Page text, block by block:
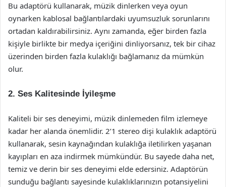
Bu adaptörü kullanarak, müzik dinlerken veya oyun
oynarken kablosal bağlantılardaki uyumsuzluk sorunlarını
ortadan kaldırabilirsiniz. Aynı zamanda, eğer birden fazla
kişiyle birlikte bir medya içeriğini dinliyorsanız, tek bir cihaz
üzerinden birden fazla kulaklığı bağlamanız da mümkün
olur.
2. Ses Kalitesinde İyileşme
Kaliteli bir ses deneyimi, müzik dinlemeden film izlemeye
kadar her alanda önemlidir. 2’1 stereo dişi kulaklık adaptörü
kullanarak, sesin kaynağından kulaklığa iletilirken yaşanan
kayıpları en aza indirmek mümkündür. Bu sayede daha net,
temiz ve derin bir ses deneyimi elde edersiniz. Adaptörün
sunduğu bağlantı sayesinde kulaklıklarınızın potansiyelini